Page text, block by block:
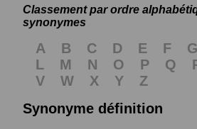
Classement par ordre
synonymes
A B C D E F G
L
M N O P Q
V
W X Y
Z
Synonyme définition